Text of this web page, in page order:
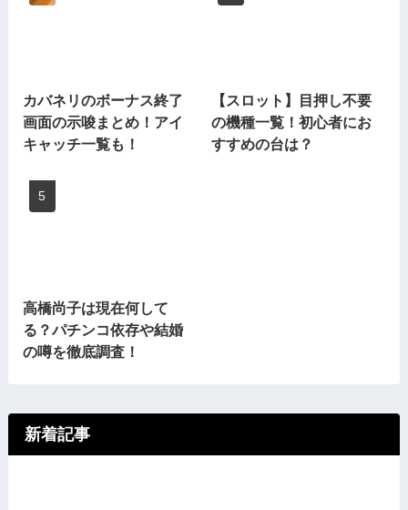
カバネリのボーナス終了
画面の示唆まとめ！アイ
キャッチ一覧も！
【スロット】目押し不要
の機種一覧！初心者にお
すすめの台は？
高橋尚子は現在何して
る？パチンコ依存や結婚
の噂を徹底調査！
新着記事